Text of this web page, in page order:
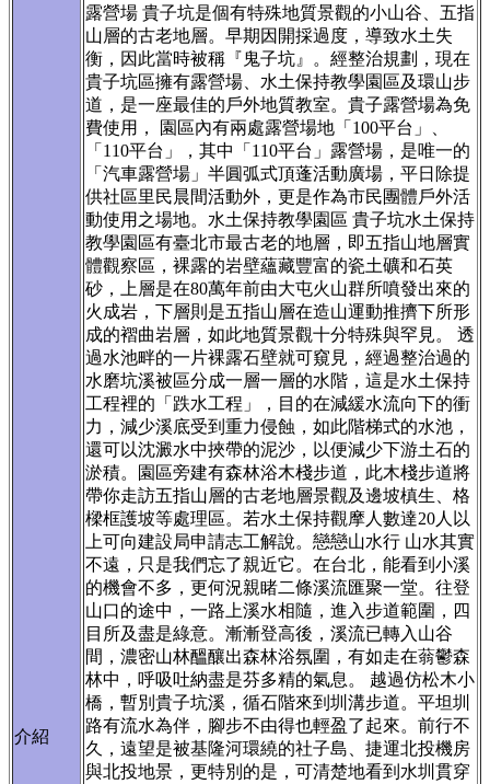
介紹
露營場 貴子坑是個有特殊地質景觀的小山谷、五指
山層的古老地層。早期因開採過度，導致水土失
衡，因此當時被稱『鬼子坑』。經整治規劃，現在
貴子坑區擁有露營場、水土保持教學園區及環山步
道，是一座最佳的戶外地質教室。貴子露營場為免
費使用， 園區內有兩處露營場地「100平台」、
「110平台」，其中「110平台」露營場，是唯一的
「汽車露營場」半圓弧式頂蓬活動廣場，平日除提
供社區里民晨間活動外，更是作為市民團體戶外活
動使用之場地。水土保持教學園區 貴子坑水土保持
教學園區有臺北市最古老的地層，即五指山地層實
體觀察區，裸露的岩壁蘊藏豐富的瓷土礦和石英
砂，上層是在80萬年前由大屯火山群所噴發出來的
火成岩，下層則是五指山層在造山運動推擠下所形
成的褶曲岩層，如此地質景觀十分特殊與罕見。 透
過水池畔的一片裸露石壁就可窺見，經過整治過的
水磨坑溪被區分成一層一層的水階，這是水土保持
工程裡的「跌水工程」，目的在減緩水流向下的衝
力，減少溪底受到重力侵蝕，如此階梯式的水池，
還可以沈澱水中挾帶的泥沙，以便減少下游土石的
淤積。園區旁建有森林浴木棧步道，此木棧步道將
帶你走訪五指山層的古老地層景觀及邊坡槙生、格
樑框護坡等處理區。若水土保持觀摩人數達20人以
上可向建設局申請志工解說。戀戀山水行 山水其實
不遠，只是我們忘了親近它。在台北，能看到小溪
的機會不多，更何況親睹二條溪流匯聚一堂。往登
山口的途中，一路上溪水相隨，進入步道範圍，四
目所及盡是綠意。漸漸登高後，溪流已轉入山谷
間，濃密山林醞釀出森林浴氛圍，有如走在蓊鬱森
林中，呼吸吐納盡是芬多精的氣息。 越過仿松木小
橋，暫別貴子坑溪，循石階來到圳溝步道。平坦圳
路有流水為伴，腳步不由得也輕盈了起來。前行不
久，遠望是被基隆河環繞的社子島、捷運北投機房
與北投地景，更特別的是，可清楚地看到水圳貫穿